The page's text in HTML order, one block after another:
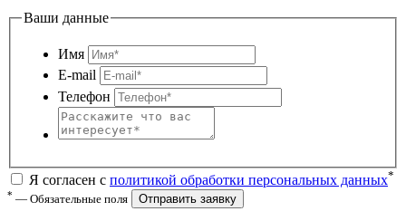
Ваши данные
Имя
E-mail
Телефон
Я согласен с политикой обработки персональных данных*
* — Обязательные поля Отправить заявку